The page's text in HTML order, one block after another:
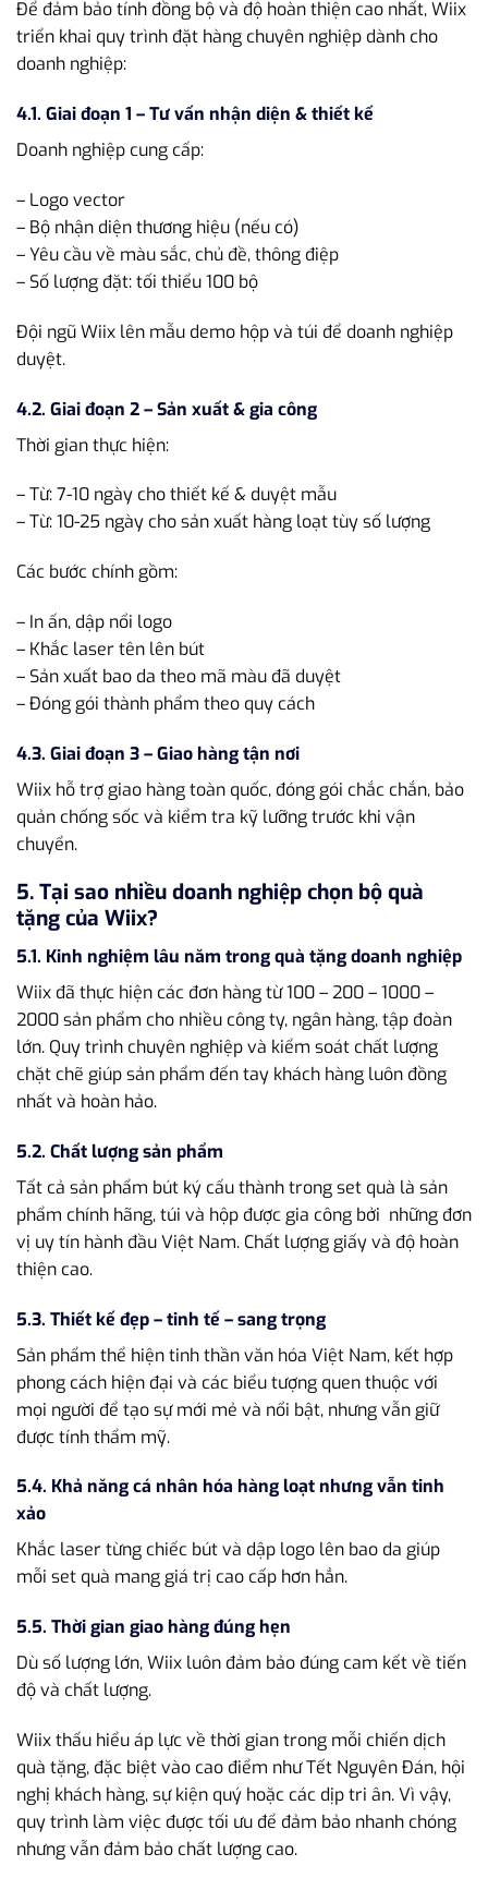
Để đảm bảo tính đồng bộ và độ hoàn thiện cao nhất, Wiix
triển khai quy trình đặt hàng chuyên nghiệp dành cho
doanh nghiệp:
4.1. Giai đoạn 1 – Tư vấn nhận diện & thiết kế
Doanh nghiệp cung cấp:
– Logo vector
– Bộ nhận diện thương hiệu (nếu có)
– Yêu cầu về màu sắc, chủ đề, thông điệp
– Số lượng đặt: tối thiểu 100 bộ
Đội ngũ Wiix lên mẫu demo hộp và túi để doanh nghiệp
duyệt.
4.2. Giai đoạn 2 – Sản xuất & gia công
Thời gian thực hiện:
– Từ: 7-10 ngày cho thiết kế & duyệt mẫu
– Từ: 10-25 ngày cho sản xuất hàng loạt tùy số lượng
Các bước chính gồm:
– In ấn, dập nổi logo
– Khắc laser tên lên bút
– Sản xuất bao da theo mã màu đã duyệt
– Đóng gói thành phẩm theo quy cách
4.3. Giai đoạn 3 – Giao hàng tận nơi
Wiix hỗ trợ giao hàng toàn quốc, đóng gói chắc chắn, bảo
quản chống sốc và kiểm tra kỹ lưỡng trước khi vận
chuyển.
5. Tại sao nhiều doanh nghiệp chọn bộ quà
tặng của Wiix?
5.1. Kinh nghiệm lâu năm trong quà tặng doanh nghiệp
Wiix đã thực hiện các đơn hàng từ 100 – 200 – 1000 –
2000 sản phẩm cho nhiều công ty, ngân hàng, tập đoàn
lớn. Quy trình chuyên nghiệp và kiểm soát chất lượng
chặt chẽ giúp sản phẩm đến tay khách hàng luôn đồng
nhất và hoàn hảo.
5.2. Chất lượng sản phẩm
Tất cả sản phẩm bút ký cấu thành trong set quà là sản
phẩm chính hãng, túi và hộp được gia công bởi những đơn
vị uy tín hành đầu Việt Nam. Chất lượng giấy và độ hoàn
thiện cao.
5.3. Thiết kế đẹp – tinh tế – sang trọng
Sản phẩm thể hiện tinh thần văn hóa Việt Nam, kết hợp
phong cách hiện đại và các biểu tượng quen thuộc với
mọi người để tạo sự mới mẻ và nổi bật, nhưng vẫn giữ
được tính thẩm mỹ.
5.4. Khả năng cá nhân hóa hàng loạt nhưng vẫn tinh
xảo
Khắc laser từng chiếc bút và dập logo lên bao da giúp
mỗi set quà mang giá trị cao cấp hơn hẳn.
5.5. Thời gian giao hàng đúng hẹn
Dù số lượng lớn, Wiix luôn đảm bảo đúng cam kết về tiến
độ và chất lượng.
Wiix thấu hiểu áp lực về thời gian trong mỗi chiến dịch
quà tặng, đặc biệt vào cao điểm như Tết Nguyên Đán, hội
nghị khách hàng, sự kiện quý hoặc các dịp tri ân. Vì vậy,
quy trình làm việc được tối ưu để đảm bảo nhanh chóng
nhưng vẫn đảm bảo chất lượng cao.